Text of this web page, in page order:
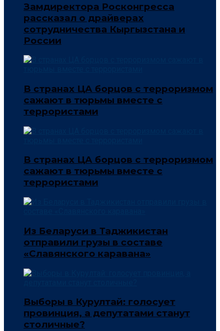
Замдиректора Росконгресса
рассказал о драйверах
сотрудничества Кыргызстана и
России
В странах ЦА борцов с терроризмом
сажают в тюрьмы вместе с
террористами
В странах ЦА борцов с терроризмом
сажают в тюрьмы вместе с
террористами
Из Беларуси в Таджикистан
отправили грузы в составе
«Славянского каравана»
Выборы в Курултай: голосует
провинция, а депутатами станут
столичные?